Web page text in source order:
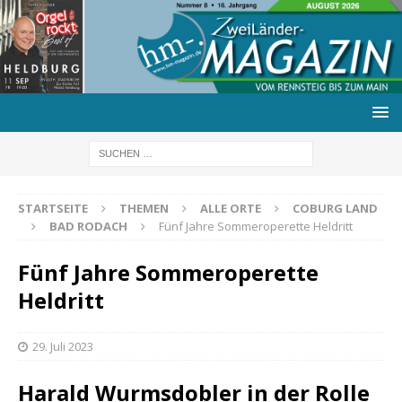
STARTSEITE THEMEN ALLE ORTE
COBURG LAND
BAD RODACH
Fünf Jahre Sommeroperette Heldritt
Fünf Jahre Sommeroperette
Heldritt
29. Juli 2023
Harald Wurmsdobler in der Rolle